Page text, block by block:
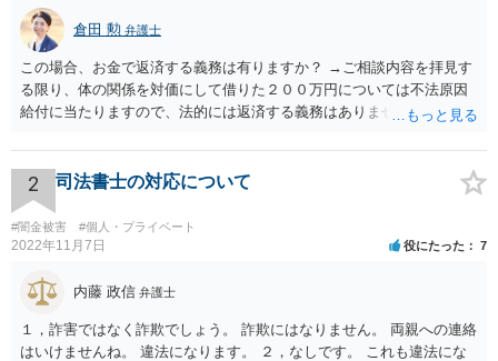
倉田 勲 弁護士
この場合、お金で返済する義務は有りますか？ →ご相談内容を拝見す
る限り、体の関係を対価にして借りた２００万円については不法原因
給付に当たりますので、法的には返済する義務はありません。家族に
をお勧めします。
2 司法書士の対応について
#闇金被害 #個人・プライベート
2022年11月7日 役にたった 7
内藤 政信 弁護士
１，詐害ではなく詐欺でしょう。 詐欺にはなりません。 両親への連絡
はいけませんね。 違法になります。 ２，なしです。 これも違法にな